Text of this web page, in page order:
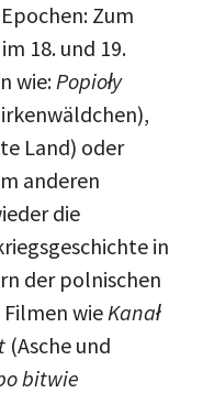
Zum
18. und 19.
wie:Popioły
Land) oder
anderen
die
in
der polnischen
wieKanał
(Asche und
bitwie